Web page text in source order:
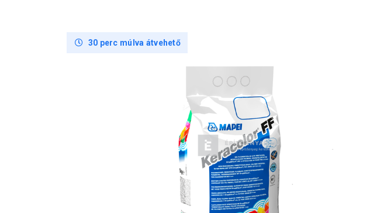
30 perc múlva átvehető